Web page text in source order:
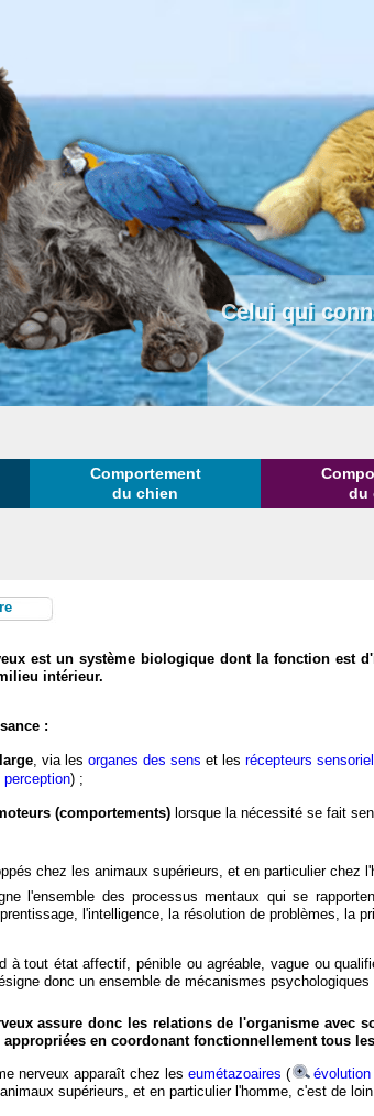
Celui qui
Comportement
du chien
du
est un système biologique dont la fonction est
intérieur.
:
, via les organes des sens et les récepteurs
) ;
(comportements) lorsque la nécessité se fait
chez les animaux supérieurs, et en particulier chez
l'ensemble des processus mentaux qui se
l'intelligence, la résolution de problèmes, la
à tout état affectif, pénible ou agréable, vague ou
donc un ensemble de mécanismes
assure donc les relations de l'organisme avec
en coordonant fonctionnellement tous
nerveux apparaît chez leseumétazoaires (
supérieurs, et en particulier l'homme, c'est de